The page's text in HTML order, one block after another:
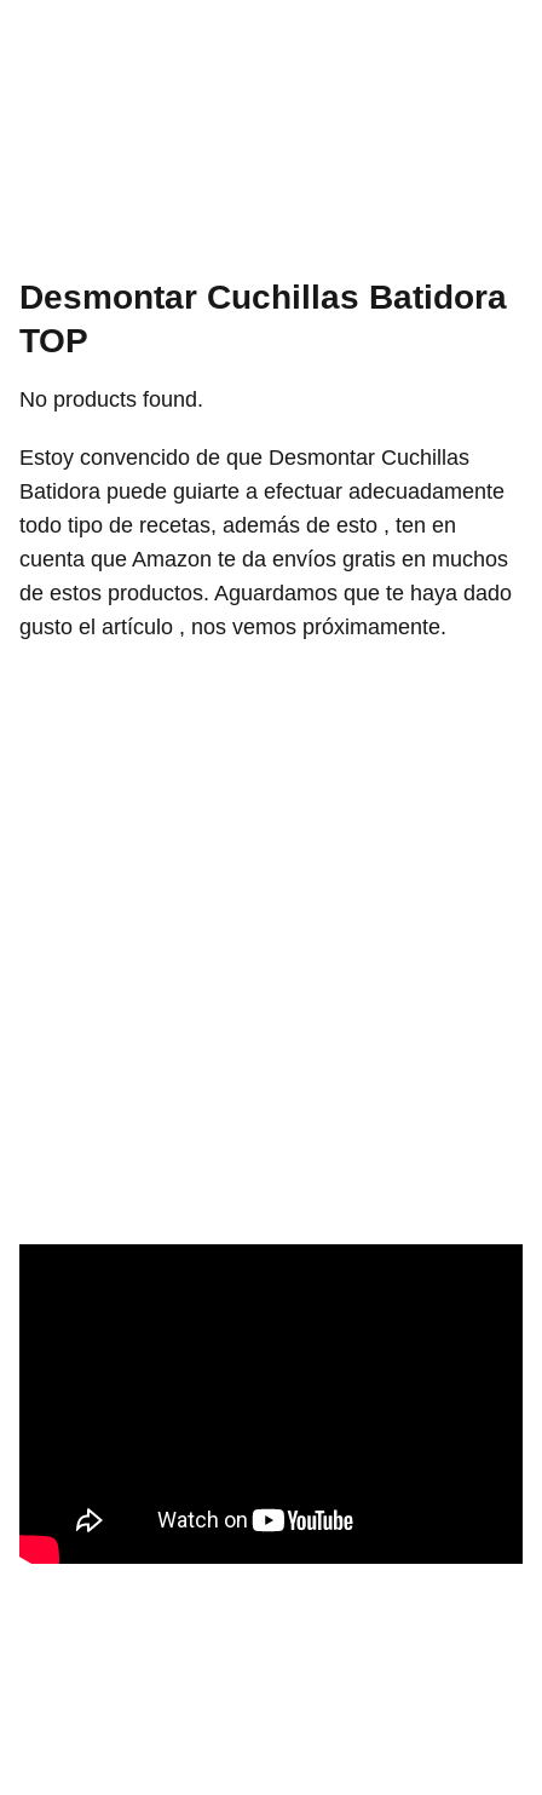
Desmontar Cuchillas Batidora
TOP
No products found.
Estoy convencido de que Desmontar Cuchillas
Batidora puede guiarte a efectuar adecuadamente
todo tipo de recetas, además de esto , ten en
cuenta que Amazon te da envíos gratis en muchos
de estos productos. Aguardamos que te haya dado
gusto el artículo , nos vemos próximamente.